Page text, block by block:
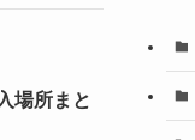
場所まと